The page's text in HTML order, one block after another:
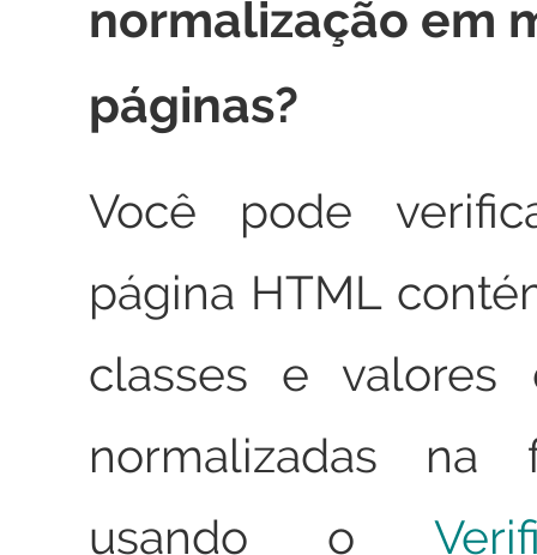
normalização em
páginas?
Você pode
página HTML
classes e
normalizadas na
usando o